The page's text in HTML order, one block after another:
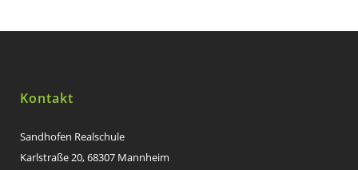
Kontakt
Sandhofen Realschule
Karlstraße 20, 68307 Mannheim